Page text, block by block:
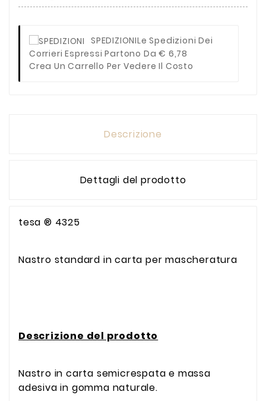
SPEDIZIONILe Spedizioni Dei
Corrieri Espressi Partono Da € 6,78
Crea Un Carrello Per Vedere Il Costo
Descrizione
Dettagli del prodotto
tesa ® 4325
Nastro standard in carta per mascheratura
Descrizione del prodotto
Nastro in carta semicrespata e massa
adesiva in gomma naturale.